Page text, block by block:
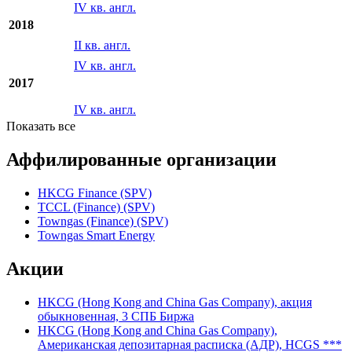
IV кв. англ.
2018
II кв. англ.
IV кв. англ.
2017
IV кв. англ.
Показать все
Аффилированные организации
HKCG Finance (SPV)
TCCL (Finance) (SPV)
Towngas (Finance) (SPV)
Towngas Smart Energy
Акции
HKCG (Hong Kong and China Gas Company), акция
обыкновенная, 3 СПБ Биржа
HKCG (Hong Kong and China Gas Company),
Американская депозитарная расписка (АДР), HCGS ***